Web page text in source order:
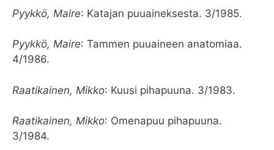
Pyykkö, Maire: Katajan puuaineksesta. 3/1985.
Pyykkö, Maire: Tammen puuaineen anatomiaa.
4/1986.
Raatikainen, Mikko: Kuusi pihapuuna. 3/1983.
Raatikainen, Mikko: Omenapuu pihapuuna.
3/1984.